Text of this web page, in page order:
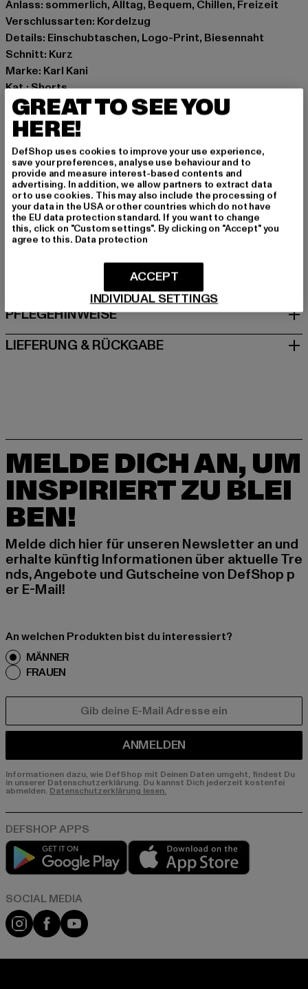
Anlass: sommerlich, Alltag, Bequem, Chillen, Freizeit
Verschlussarten: Kordelzug
Details: Einschubtaschen, Logo-Print, Biesennaht
Schnitt: Kurz
Marke: Karl Kani
Kat.: Shorts
Farbe: schwarz
Hersteller Farbe: black
Materialzusammensetzung: 80% Baumwolle, 20%
Polyester
Art.Nr: 6113809-00007
Hersteller: Urban Styles Agency GmbH & Co. KG |
agentur@urbanstylesagency.com
Schanzenstraße 41 | 51063 Köln | DE
GRÖSSE & PASSFORM
PFLEGEHINWEISE
LIEFERUNG & RÜCKGABE
MELDE DICH AN, UM
INSPIRIERT ZU BLEI
BEN!
Melde dich hier für unseren Newsletter an und
erhalte künftig Informationen über aktuelle Tre
nds, Angebote und Gutscheine von DefShop p
er E-Mail!
An welchen Produkten bist du interessiert?
MÄNNER
FRAUEN
ANMELDEN
Informationen dazu, wie DefShop mit Deinen Daten umgeht, findest Du
in unserer Datenschutzerklärung. Du kannst Dich jederzeit kostenfei
abmelden. Datenschutzerklärung lesen.
Play market
Instagram
FacebookYouTube
GREAT TO SEE YOU
HERE!
DefShop uses cookies to improve your use experience,
save your preferences, analyse use behaviour and to
provide and measure interest-based contents and
advertising. In addition, we allow partners to extract data
or to use cookies. This may also include the processing of
your data in the USA or other countries which do not have
the EU data protection standard. If you want to change
this, click on "Custom settings". By clicking on "Accept" you
agree to this. Data protection
INDIVIDUAL SETTINGS
ACCEPT